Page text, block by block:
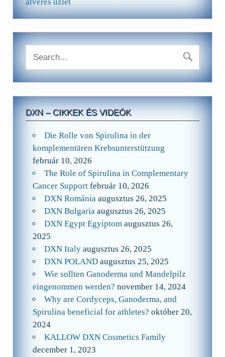
DXN – CIKKEK ÉS VIDEÓK
Die Rolle von Spirulina in der
komplementären Krebsunterstützung
február 10, 2026
The Role of Spirulina in Complementary
Cancer Support február 10, 2026
DXN Románia augusztus 26, 2025
DXN Bulgaria augusztus 26, 2025
DXN Egypt Egyiptom augusztus 26,
2025
DXN Italy augusztus 26, 2025
DXN POLAND augusztus 25, 2025
Wie sollten Ganoderma und Mandelpilz
eingenommen werden? november 14, 2024
Why are Cordyceps, Ganoderma, and
Spirulina beneficial for athletes? október 20,
2024
KALLOW DXN Cosmetics Family
december 1, 2023